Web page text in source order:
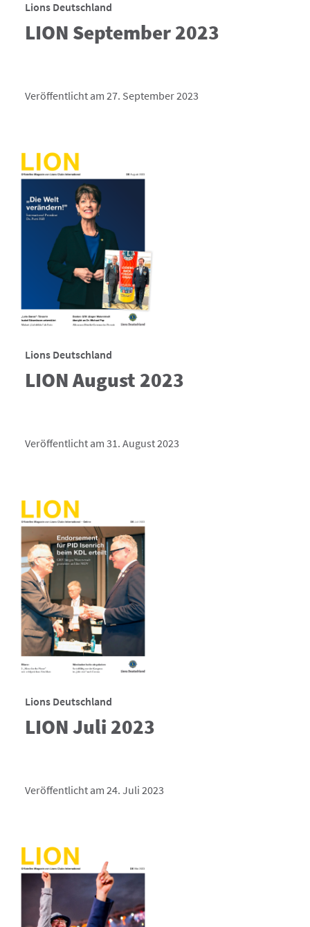
Lions Deutschland
LION September 2023
Veröffentlicht am 27. September 2023
Lions Deutschland
LION August 2023
Veröffentlicht am 31. August 2023
Lions Deutschland
LION Juli 2023
Veröffentlicht am 24. Juli 2023